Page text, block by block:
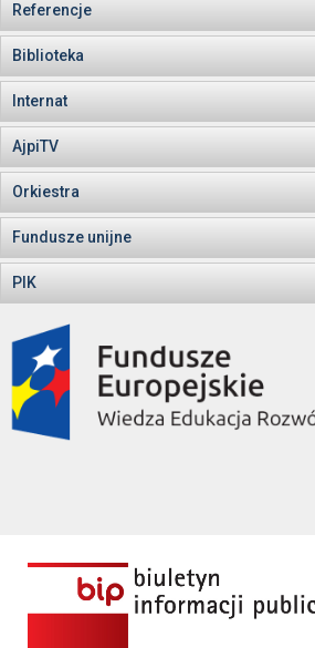
Referencje
Biblioteka
Internat
AjpiTV
Orkiestra
Fundusze unijne
PIK